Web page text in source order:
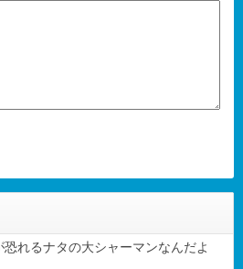
恐れるナタの大シャーマンなんだよ